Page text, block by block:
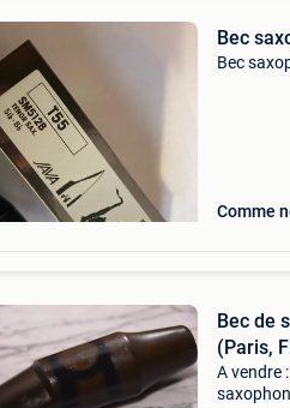
Bec
Bec
Comme
Bec de
(Paris,
A vendre